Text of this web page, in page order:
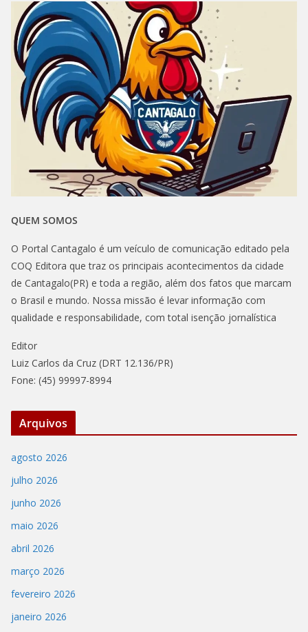
QUEM SOMOS
O Portal Cantagalo é um veículo de comunicação editado pela
COQ Editora que traz os principais acontecimentos da cidade
de Cantagalo(PR) e toda a região, além dos fatos que marcam
o Brasil e mundo. Nossa missão é levar informação com
qualidade e responsabilidade, com total isenção jornalística
Editor
Luiz Carlos da Cruz (DRT 12.136/PR)
Fone: (45) 99997-8994
Arquivos
agosto 2026
julho 2026
junho 2026
maio 2026
abril 2026
março 2026
fevereiro 2026
janeiro 2026